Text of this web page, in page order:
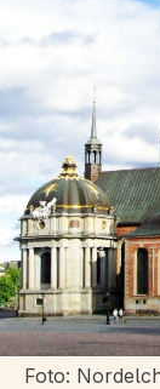
Foto: